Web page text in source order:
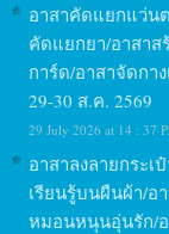
อาสาคัดแยกแว่น
คัดแยกยา/อาสาส
การ์ด/อาสาจัดกา
29-30 ส.ค. 2569
29 July 2026 at 14 : 37
อาสาลงลายกระเ
เรียนรู้บนผืนผ้า/
หมอนหนุนอุ่นรัก/อ